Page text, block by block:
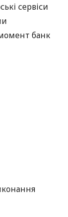
сервіси
банк